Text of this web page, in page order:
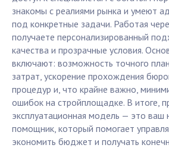
знакомы с реалиями рынка и умеют
под конкретные задачи. Работая
получаете персонализированный
качества и прозрачные условия.
включают: возможность точного
затрат, ускорение прохождения
процедур и, что крайне важно,
ошибок на стройплощадке. В итоге,
эксплуатационная модель — это ваш
помощник, который помогает
экономить бюджет и получать